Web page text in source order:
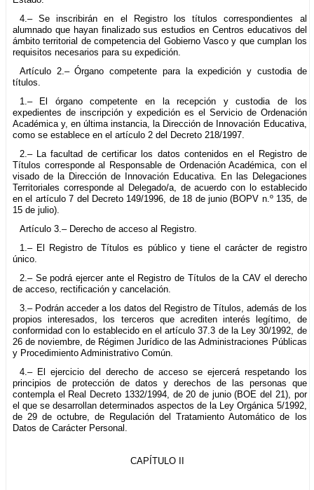
4.– Se inscribirán en el Registro los títulos correspondientes al
alumnado que hayan finalizado sus estudios en Centros educativos del
ámbito territorial de competencia del Gobierno Vasco y que cumplan los
requisitos necesarios para su expedición.
Artículo 2.– Órgano competente para la expedición y custodia de
títulos.
1.– El órgano competente en la recepción y custodia de los
expedientes de inscripción y expedición es el Servicio de Ordenación
Académica y, en última instancia, la Dirección de Innovación Educativa,
como se establece en el artículo 2 del Decreto 218/1997.
2.– La facultad de certificar los datos contenidos en el Registro de
Títulos corresponde al Responsable de Ordenación Académica, con el
visado de la Dirección de Innovación Educativa. En las Delegaciones
Territoriales corresponde al Delegado/a, de acuerdo con lo establecido
en el artículo 7 del Decreto 149/1996, de 18 de junio (BOPV n.º 135, de
15 de julio).
Artículo 3.– Derecho de acceso al Registro.
1.– El Registro de Títulos es público y tiene el carácter de registro
único.
2.– Se podrá ejercer ante el Registro de Títulos de la CAV el derecho
de acceso, rectificación y cancelación.
3.– Podrán acceder a los datos del Registro de Títulos, además de los
propios interesados, los terceros que acrediten interés legítimo, de
conformidad con lo establecido en el artículo 37.3 de la Ley 30/1992, de
26 de noviembre, de Régimen Jurídico de las Administraciones Públicas
y Procedimiento Administrativo Común.
4.– El ejercicio del derecho de acceso se ejercerá respetando los
principios de protección de datos y derechos de las personas que
contempla el Real Decreto 1332/1994, de 20 de junio (BOE del 21), por
el que se desarrollan determinados aspectos de la Ley Orgánica 5/1992,
de 29 de octubre, de Regulación del Tratamiento Automático de los
Datos de Carácter Personal.
CAPÍTULO II